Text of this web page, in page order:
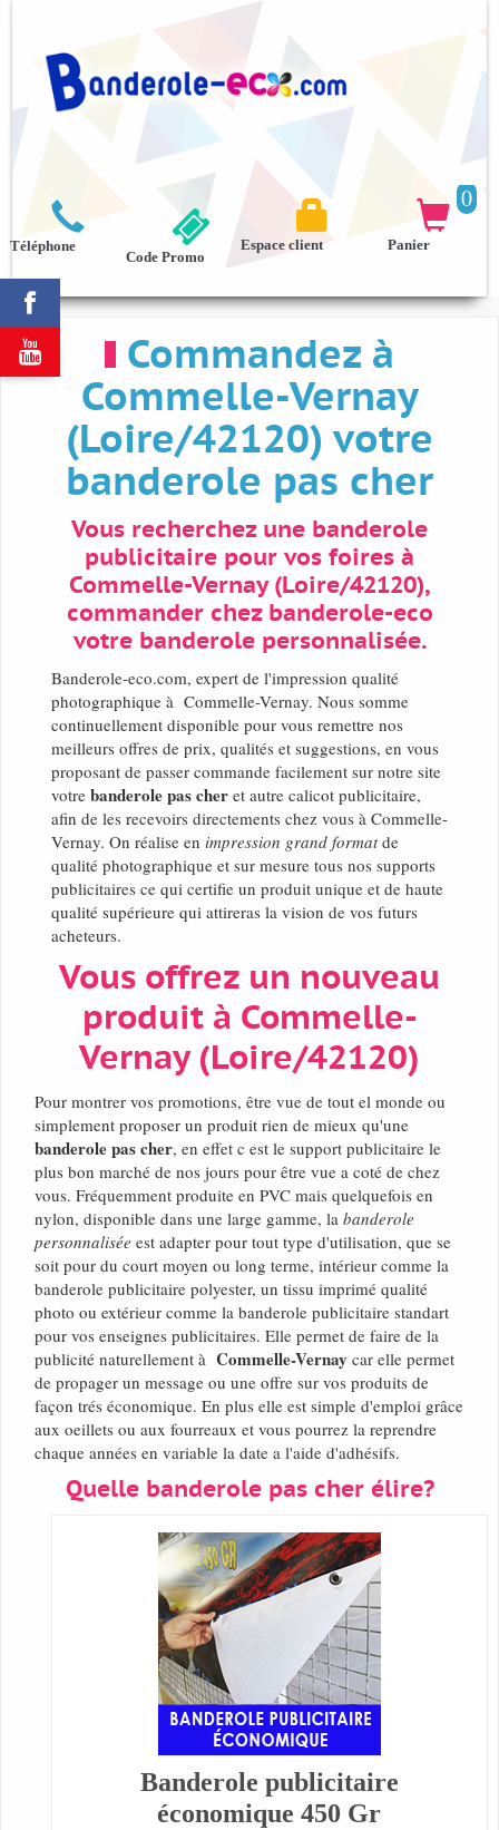



Téléphone
0

Panier

Espace client
Code Promo
Commandez à
Commelle-Vernay
(Loire/42120) votre
banderole pas cher
Vous recherchez une banderole
publicitaire pour vos foires à
Commelle-Vernay (Loire/42120),
commander chez banderole-eco
votre banderole personnalisée.
Banderole-eco.com, expert de l'impression qualité
photographique à Commelle-Vernay. Nous somme
continuellement disponible pour vous remettre nos
meilleurs offres de prix, qualités et suggestions, en vous
proposant de passer commande facilement sur notre site
votre banderole pas cher et autre calicot publicitaire,
afin de les recevoirs directements chez vous à Commelle-
Vernay. On réalise en impression grand formatde
qualité photographique et sur mesure tous nos supports
publicitaires ce qui certifie un produit unique et de haute
qualité supérieure qui attireras la vision de vos futurs
acheteurs.
Vous offrez un nouveau
produit à Commelle-
Vernay (Loire/42120)
Pour montrer vos promotions, être vue de tout el monde ou
simplement proposer un produit rien de mieux qu'une
banderole pas cher, en effet c est le support publicitaire le
plus bon marché de nos jours pour être vue a coté de chez
vous. Fréquemment produite en PVC mais quelquefois en
nylon, disponible dans une large gamme, la banderole
personnalisée est adapter pour tout type d'utilisation, que se
soit pour du court moyen ou long terme, intérieur comme la
banderole publicitaire polyester, un tissu imprimé qualité
photo ou extérieur comme la banderole publicitaire standart
pour vos enseignes publicitaires. Elle permet de faire de la
publicité naturellement à Commelle-Vernay car elle permet
de propager un message ou une offre sur vos produits de
façon trés économique. En plus elle est simple d'emploi grâce
aux oeillets ou aux fourreaux et vous pourrez la reprendre
chaque années en variable la date a l'aide d'adhésifs.
Quelle banderole pas cher élire?
Banderole publicitaire
économique 450 Gr